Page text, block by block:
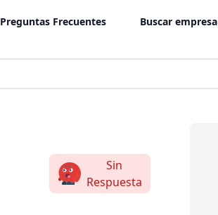
Preguntas Frecuentes Buscar empresa
Sin
Respuesta